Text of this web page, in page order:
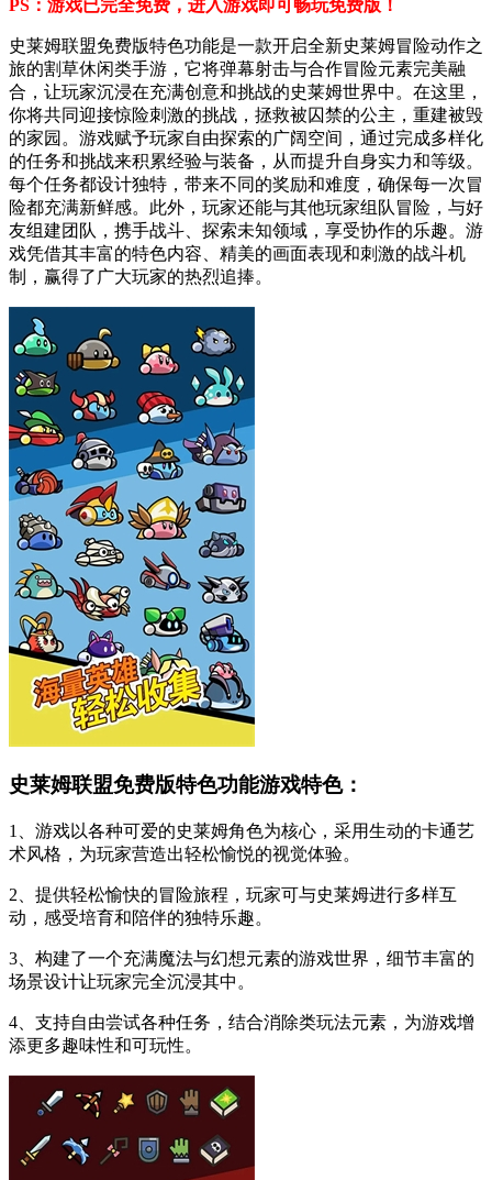
PS：游戏已完全免费，进入游戏即可畅玩免费版！
史莱姆联盟免费版特色功能是一款开启全新史莱姆冒险动作之
旅的割草休闲类手游，它将弹幕射击与合作冒险元素完美融
合，让玩家沉浸在充满创意和挑战的史莱姆世界中。在这里，
你将共同迎接惊险刺激的挑战，拯救被囚禁的公主，重建被毁
的家园。游戏赋予玩家自由探索的广阔空间，通过完成多样化
的任务和挑战来积累经验与装备，从而提升自身实力和等级。
每个任务都设计独特，带来不同的奖励和难度，确保每一次冒
险都充满新鲜感。此外，玩家还能与其他玩家组队冒险，与好
友组建团队，携手战斗、探索未知领域，享受协作的乐趣。游
戏凭借其丰富的特色内容、精美的画面表现和刺激的战斗机
制，赢得了广大玩家的热烈追捧。
史莱姆联盟免费版特色功能游戏特色：
1、游戏以各种可爱的史莱姆角色为核心，采用生动的卡通艺
术风格，为玩家营造出轻松愉悦的视觉体验。
2、提供轻松愉快的冒险旅程，玩家可与史莱姆进行多样互
动，感受培育和陪伴的独特乐趣。
3、构建了一个充满魔法与幻想元素的游戏世界，细节丰富的
场景设计让玩家完全沉浸其中。
4、支持自由尝试各种任务，结合消除类玩法元素，为游戏增
添更多趣味性和可玩性。